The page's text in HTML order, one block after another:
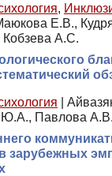
,
Е.В.,
Кобзева А.С.
Ю.А., Павлова А.В.
зарубежных